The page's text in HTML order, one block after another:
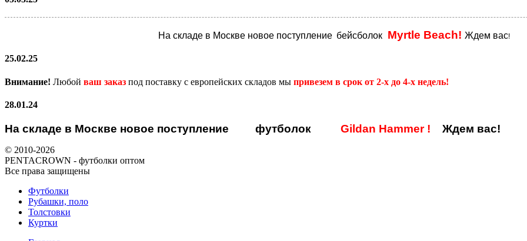
На складе в Москве новое поступление бейсболок Myrtle Beach! Ждем вас!
25.02.25
Внимание! Любой ваш заказ под поставку с европейских складов мы привезем в срок от 2-х до 4-х недель!
28.01.24
На складе в Москве новое поступление футболок Gildan Hammer ! Ждем вас!
© 2010-2026
PENTACROWN - футболки оптом
Все права защищены
Футболки
Рубашки, поло
Толстовки
Куртки